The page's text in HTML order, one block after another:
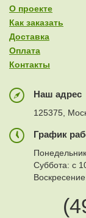
О проекте
Как заказать
Доставка
Оплата
Контакты
Наш адрес
125375,
График
Суббота: с